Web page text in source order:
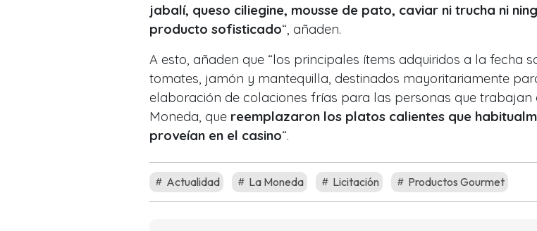
jabalí, queso ciliegine, mousse de pato, caviar ni trucha ni
producto sofisticado“, añaden.
A esto, añaden que “los principales ítems adquiridos a la fecha
tomates, jamón y mantequilla, destinados mayoritariamente
elaboración de colaciones frías para las personas que trabajan
Moneda, que reemplazaron los platos calientes que
proveían en el casino“.
Actualidad La Moneda Licitación Productos Gourmet